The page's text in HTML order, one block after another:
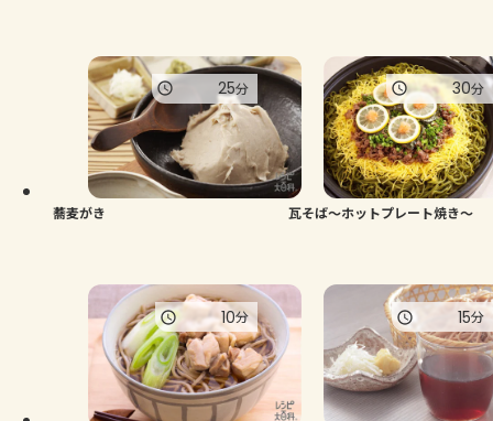
蕎麦がき
25分
瓦そば～ホットプレート焼き～
30分
10分 15分